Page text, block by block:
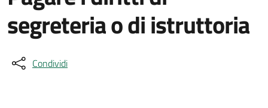
segreteria o di istruttoria
Condividi